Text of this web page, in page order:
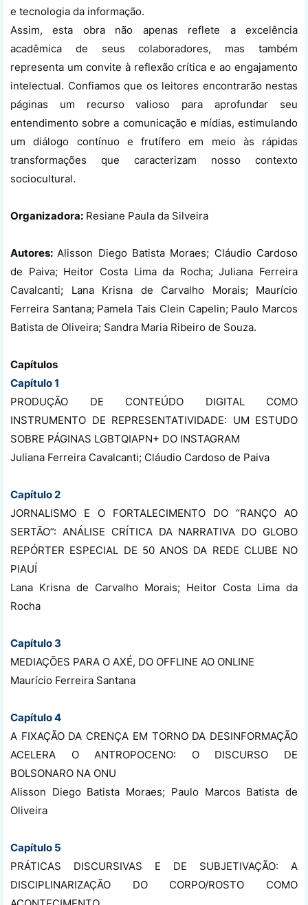
e tecnologia da informação.
Assim, esta obra não apenas reflete a excelência
acadêmica de seus colaboradores, mas também
representa um convite à reflexão crítica e ao engajamento
intelectual. Confiamos que os leitores encontrarão nestas
páginas um recurso valioso para aprofundar seu
entendimento sobre a comunicação e mídias, estimulando
um diálogo contínuo e frutífero em meio às rápidas
transformações que caracterizam nosso contexto
sociocultural.
Organizadora: Resiane Paula da Silveira
Autores:Alisson Diego Batista Moraes; Cláudio Cardoso
de Paiva; Heitor Costa Lima da Rocha; Juliana Ferreira
Cavalcanti; Lana Krisna de Carvalho Morais; Maurício
Ferreira Santana; Pamela Tais Clein Capelin; Paulo Marcos
Batista de Oliveira; Sandra Maria Ribeiro de Souza.
Capítulos
Capítulo 1
PRODUÇÃO DE CONTEÚDO DIGITAL COMO
INSTRUMENTO DE REPRESENTATIVIDADE: UM ESTUDO
SOBRE PÁGINAS LGBTQIAPN+ DO INSTAGRAM
Juliana Ferreira Cavalcanti; Cláudio Cardoso de Paiva
Capítulo 2
JORNALISMO E O FORTALECIMENTO DO “RANÇO AO
SERTÃO”: ANÁLISE CRÍTICA DA NARRATIVA DO GLOBO
REPÓRTER ESPECIAL DE 50 ANOS DA REDE CLUBE NO
PIAUÍ
Lana Krisna de Carvalho Morais; Heitor Costa Lima da
Rocha
Capítulo 3
MEDIAÇÕES PARA O AXÉ, DO OFFLINE AO ONLINE
Maurício Ferreira Santana
Capítulo 4
A FIXAÇÃO DA CRENÇA EM TORNO DA DESINFORMAÇÃO
ACELERA O ANTROPOCENO: O DISCURSO DE
BOLSONARO NA ONU
Alisson Diego Batista Moraes; Paulo Marcos Batista de
Oliveira
Capítulo 5
PRÁTICAS DISCURSIVAS E DE SUBJETIVAÇÃO: A
DISCIPLINARIZAÇÃO DO CORPO/ROSTO COMO